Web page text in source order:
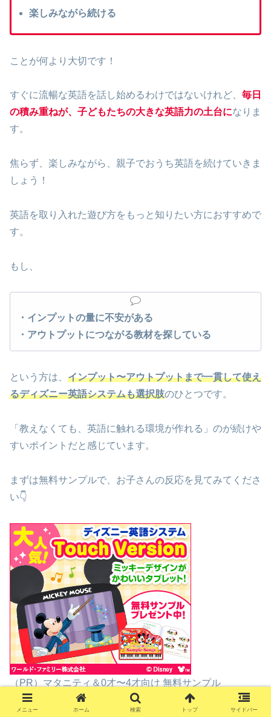
楽しみながら続ける
ことが何より大切です！
すぐに流暢な英語を話し始めるわけではないけれど、 毎日
の積み重ねが、子どもたちの大きな英語力の土台になりま
す。
焦らず、楽しみながら、親子でおうち英語を続けていきま
しょう！
英語を取り入れた遊び方をもっと知りたい方におすすめで
す。
もし、
・インプットの量に不安がある
・アウトプットにつながる教材を探している
という方は、 インプット〜アウトプットまで一貫して使え
るディズニー英語システムも選択肢のひとつです。
「教えなくても、英語に触れる環境が作れる」のが続けや
すいポイントだと感じています。
まずは無料サンプルで、お子さんの反応を見てみてくださ
い👇
（PR）マタニティ＆0才〜4才向け 無料サンプル
メニュー ホーム 検索 トップ サイドバー